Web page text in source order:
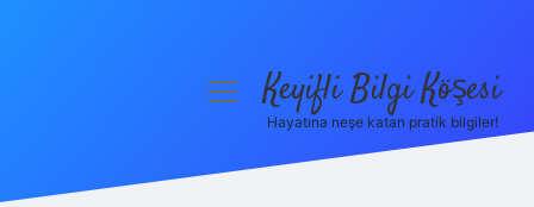
menüyüKeyifli Bilgi Köşesi
Hayatına neşe katan pratik bilgiler!